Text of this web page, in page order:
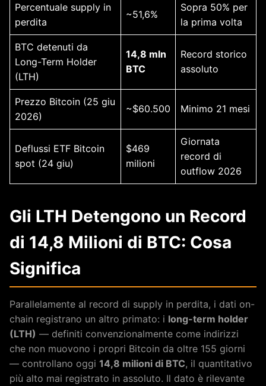
Percentuale supply in
perdita
~51,6%
Sopra 50% per
la prima volta
BTC detenuti da
Long-Term Holder
(LTH)
14,8 mln
BTC
Record storico
assoluto
Prezzo Bitcoin (25 giu
2026)
~$60.500 Minimo 21 mesi
Deflussi ETF Bitcoin
spot (24 giu)
$469
milioni
Giornata
record di
outflow 2026
Gli LTH Detengono un Record
di 14,8 Milioni di BTC: Cosa
Significa
Parallelamente al record di supply in perdita, i dati on-
chain registrano un altro primato: i long-term holder
(LTH) — definiti convenzionalmente come indirizzi
che non muovono i propri Bitcoin da oltre 155 giorni
— controllano oggi 14,8 milioni di BTC, il quantitativo
più alto mai registrato in assoluto. Il dato è rilevante